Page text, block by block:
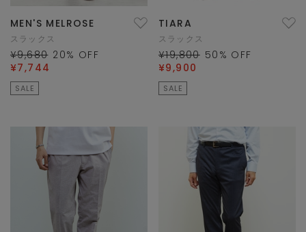
MEN'S MELROSE
スラックス
¥9,680 20% OFF
¥7,744
SALE
TIARA
スラックス
¥19,800 50 % OFF
¥9,900
SALE